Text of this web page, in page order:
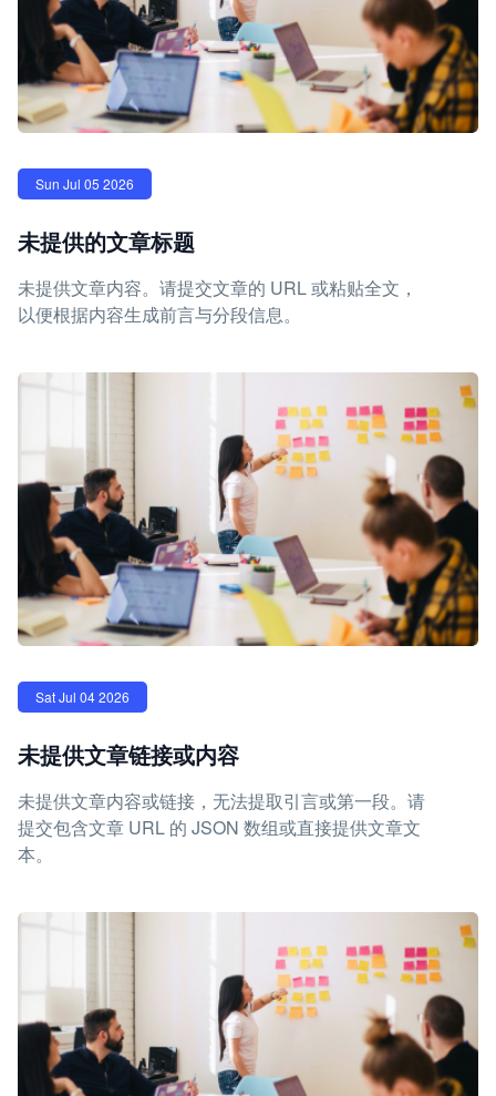
Sun Jul 05 2026
未提供的文章标题
未提供文章内容。请提交文章的 URL 或粘贴全文，
以便根据内容生成前言与分段信息。
Sat Jul 04 2026
未提供文章链接或内容
未提供文章内容或链接，无法提取引言或第一段。请
提交包含文章 URL 的 JSON 数组或直接提供文章文
本。